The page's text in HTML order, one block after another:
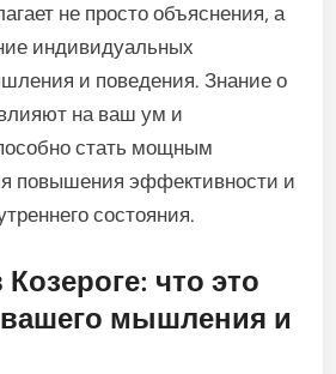
не просто объяснения, а
индивидуальных
и поведения. Знание о
на ваш ум и
стать мощным
повышения эффективности и
состояния.
что это
вашего мышления и